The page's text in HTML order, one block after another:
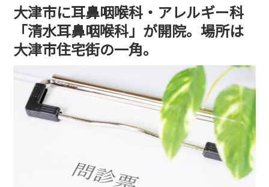
大津市に耳鼻咽喉科・アレルギー科
「清水耳鼻咽喉科」が開院。場所は
大津市住宅街の一角。